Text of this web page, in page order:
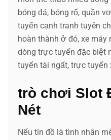
bóng đá, bóng rổ, quần
tuyến cạnh tranh tuyên
hoàn thành ở đó, xe
dòng trực tuyến đặc biệt
tuyến tài ngất, trực tuyến
trò chơi Slot
Nét
Nếu tín đồ là tình nhân